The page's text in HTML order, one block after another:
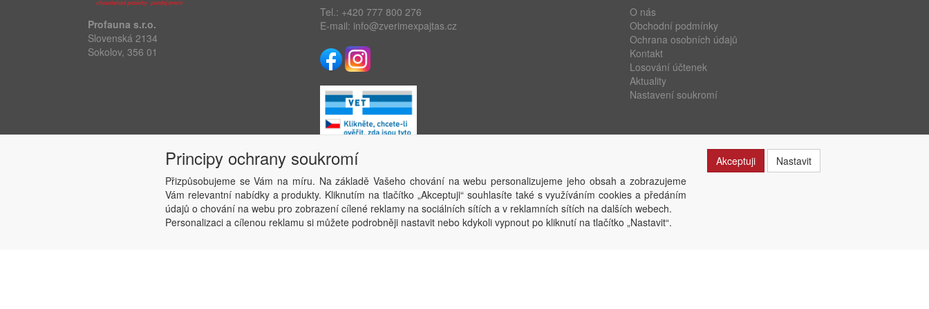
Profauna s.r.o.
Slovenská 2134
Sokolov, 356 01
Tel.: +420 777 800 276
E-mail: info@zverimexpajtas.cz
O nás
Obchodní podmínky
Ochrana osobních údajů
Kontakt
Losování účtenek
Aktuality
Nastavení soukromí
Copyright © ABRA Software a.s. 2020
Principy ochrany soukromí
Přizpůsobujeme se Vám na míru. Na základě Vašeho chování na webu personalizujeme jeho obsah a zobrazujeme
Vám relevantní nabídky a produkty. Kliknutím na tlačítko „Akceptuji“ souhlasíte také s využíváním cookies a předáním
údajů o chování na webu pro zobrazení cílené reklamy na sociálních sítích a v reklamních sítích na dalších webech.
Personalizaci a cílenou reklamu si můžete podrobněji nastavit nebo kdykoli vypnout po kliknutí na tlačítko „Nastavit“.
Akceptuji Nastavit